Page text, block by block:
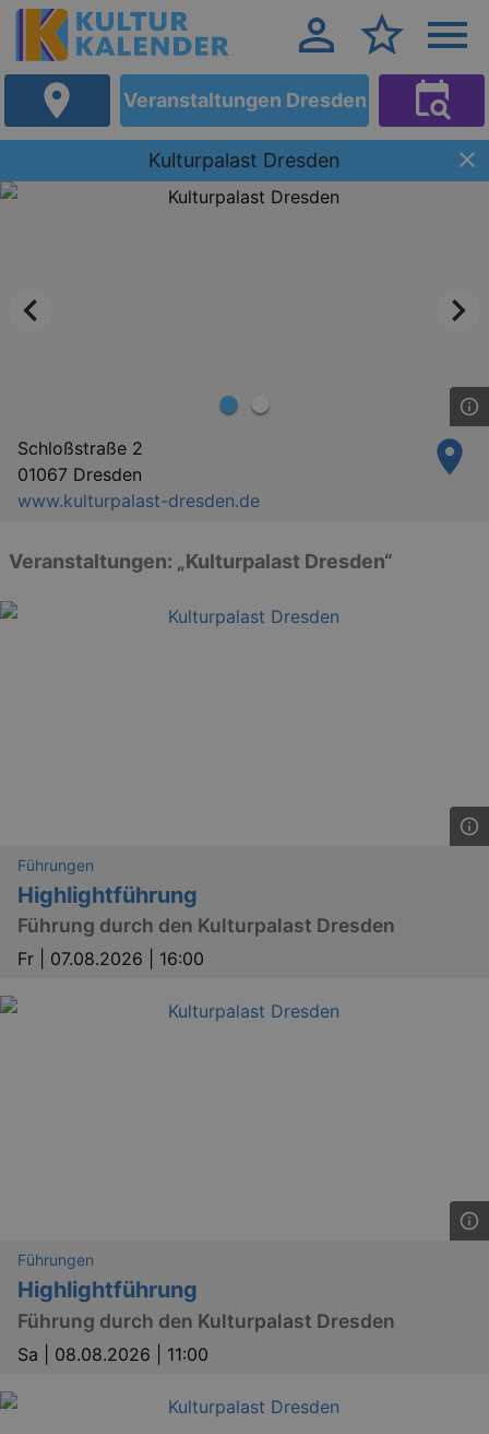
Veranstaltungen Dresden
Kulturpalast Dresden
Schloßstraße 2
01067 Dresden
www.kulturpalast-dresden.de
Veranstaltungen: „Kulturpalast Dresden“
Führungen
Highlightführung
Führung durch den Kulturpalast Dresden
Fr | 07.08.2026 | 16:00
Führungen
Highlightführung
Führung durch den Kulturpalast Dresden
Sa | 08.08.2026 | 11:00